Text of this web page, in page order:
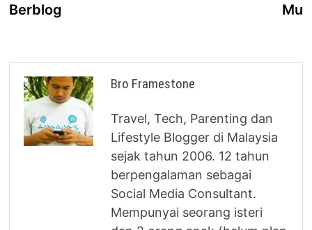
Berblog
Mu
Bro Framestone
Travel, Tech, Parenting dan
Lifestyle Blogger di Malaysia
sejak tahun 2006. 12 tahun
berpengalaman sebagai
Social Media Consultant.
Mempunyai seorang isteri